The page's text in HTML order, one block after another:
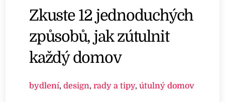
Zkuste 12 jednoduchých
způsobů, jak zútulnit
každý domov
bydlení,design,rady a tipy,útulný domov